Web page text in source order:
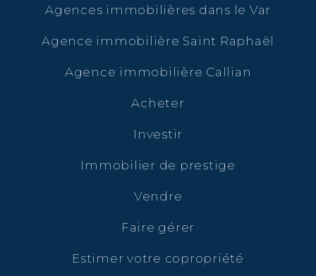
Agences immobilières dans le Var
Agence immobilière Saint Raphaël
Agence immobilière Callian
Acheter
Investir
Immobilier de prestige
Vendre
Faire gérer
Estimer votre copropriété